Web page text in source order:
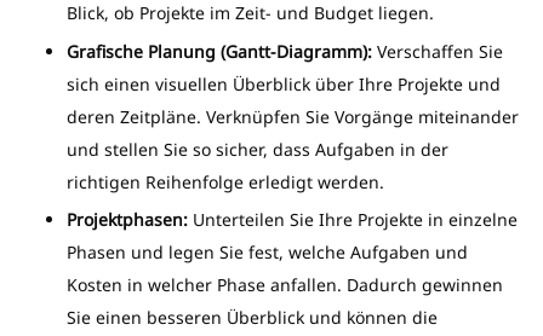
Blick, ob Projekte im Zeit- und Budget liegen.
Grafische Planung (Gantt-Diagramm): Verschaffen Sie
sich einen visuellen Überblick über Ihre Projekte und
deren Zeitpläne. Verknüpfen Sie Vorgänge miteinander
und stellen Sie so sicher, dass Aufgaben in der
richtigen Reihenfolge erledigt werden.
Projektphasen: Unterteilen Sie Ihre Projekte in einzelne
Phasen und legen Sie fest, welche Aufgaben und
Kosten in welcher Phase anfallen. Dadurch gewinnen
Sie einen besseren Überblick und können die